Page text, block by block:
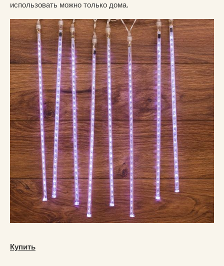
использовать можно только дома.
Купить